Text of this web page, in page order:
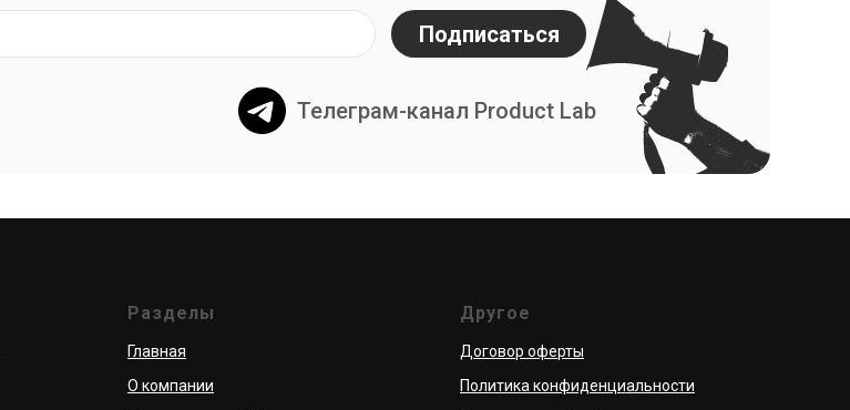
Подписаться
Телеграм-канал Product Lab
Разделы
Главная
О компании
Другое
Договор оферты
Политика конфиденциальности